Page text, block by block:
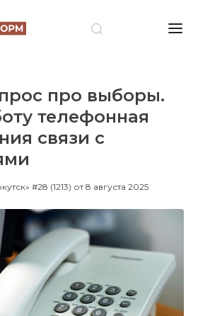
про выборы.
телефонная
связи с
#28 (1213) от 8 августа 2025